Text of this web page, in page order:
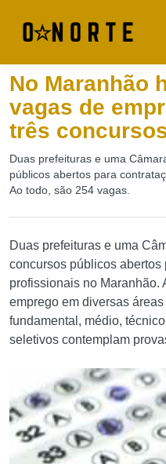
No Maranhão
vagas de
três
Duas prefeituras e uma
públicos abertos para
Ao todo, são 254 vagas.
Duas prefeituras e uma
concursos públicos abertos
profissionais no Maranhão.
emprego em diversas
fundamental, médio,
seletivos contemplam